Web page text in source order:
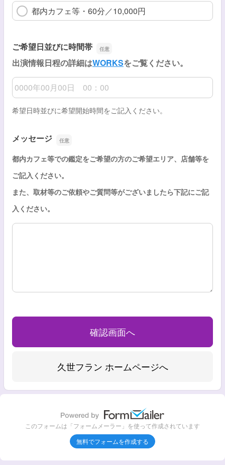
都内カフェ等・60分／10,000円
ご希望日並びに時間帯
出演情報日程の詳細はWORKSをご覧ください。
ご希望日並びに時間帯
希望日時並びに希望開始時間をご記入ください。
メッセージ
都内カフェ等での鑑定をご希望の方のご希望エリア、 店舗等を
ご記入ください。
また、 取材等のご依頼やご質問等がございましたら下記にご記
入ください。
メッセージ
このフォームは「フォームメーラー」を使って作成されています
無料でフォームを作成する